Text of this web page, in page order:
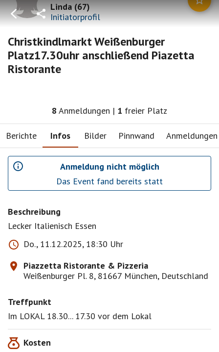
Linda(67)
Initiatorprofil
Christkindlmarkt Weißenburger
Platz17.30uhr anschließend Piazetta
Ristorante
8 Anmeldungen | 1 freier Platz
Berichte Infos Bilder Pinnwand Anmeldungen
Anmeldung nicht möglich
Das Event fand bereits statt
Beschreibung
Lecker Italienisch Essen
Do., 11.12.2025, 18:30 Uhr
Piazzetta Ristorante & Pizzeria
Weißenburger Pl. 8, 81667 München, Deutschland
Treffpunkt
Im LOKAL 18.30... 17.30 vor dem Lokal
Kosten